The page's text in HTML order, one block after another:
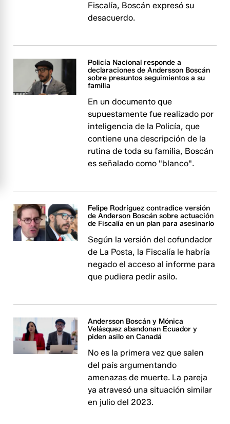
Fiscalía, Boscán expresó su
desacuerdo.
Policía Nacional responde a
declaraciones de Andersson Boscán
sobre presuntos seguimientos a su
familia
En un documento que
supuestamente fue realizado por
inteligencia de la Policía, que
contiene una descripción de la
rutina de toda su familia, Boscán
es señalado como "blanco".
Felipe Rodríguez contradice versión
de Anderson Boscán sobre actuación
de Fiscalía en un plan para asesinarlo
Según la versión del cofundador
de La Posta, la Fiscalía le habría
negado el acceso al informe para
que pudiera pedir asilo.
Andersson Boscán y Mónica
Velásquez abandonan Ecuador y
piden asilo en Canadá
No es la primera vez que salen
del país argumentando
amenazas de muerte. La pareja
ya atravesó una situación similar
en julio del 2023.